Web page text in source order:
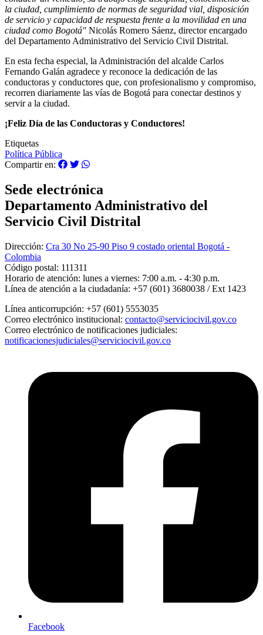
la ciudad, cumplimiento de normas de seguridad vial, disposición
de servicio y capacidad de respuesta frente a la movilidad en una
ciudad como Bogotá" Nicolás Romero Sáenz, director encargado
del Departamento Administrativo del Servicio Civil Distrital.
En esta fecha especial, la Administración del alcalde Carlos
Fernando Galán agradece y reconoce la dedicación de las
conductoras y conductores que, con profesionalismo y compromiso,
recorren diariamente las vías de Bogotá para conectar destinos y
servir a la ciudad.
¡Feliz Día de las Conductoras y Conductores!
Etiquetas
Política Pública
Compartir en:
Sede electrónica
Departamento Administrativo del
Servicio Civil Distrital
Dirección: Cra 30 No 25-90 Piso 9 costado oriental Bogotá -
Colombia
Código postal: 111311
Horario de atención: lunes a viernes: 7:00 a.m. - 4:30 p.m.
Línea de atención a la ciudadanía: +57 (601) 3680038 / Ext 1423
Línea anticorrupción: +57 (601) 5553035
Correo electrónico institucional: contacto@serviciocivil.gov.co
Correo electrónico de notificaciones judiciales:
notificacionesjudiciales@serviciocivil.gov.co
Facebook